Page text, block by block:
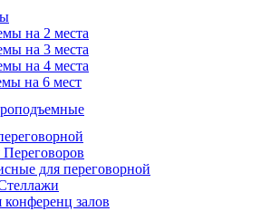
на 2 места
на 3 места
на 4 места
на 6 мест
для переговорной
конференц залов